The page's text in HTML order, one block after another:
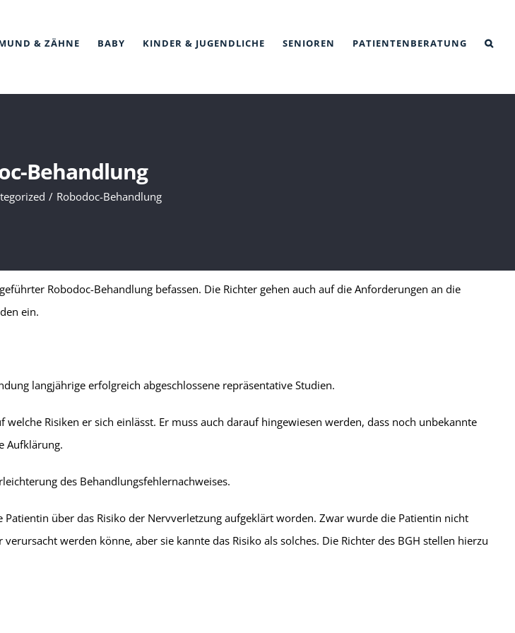
& ZÄHNE BABY KINDER & JUGENDLICHE SENIOREN PATIENTENBERATUNG
Behandlung
Robodoc-Behandlung
Robodoc-Behandlung befassen. Die Richter gehen auch auf die Anforderungen an die
ein.
langjährige erfolgreich abgeschlossene repräsentative Studien.
Risiken er sich einlässt. Er muss auch darauf hingewiesen werden, dass noch unbekannte
Aufklärung.
des Behandlungsfehlernachweises.
über das Risiko der Nervverletzung aufgeklärt worden. Zwar wurde die Patientin nicht
werden könne, aber sie kannte das Risiko als solches. Die Richter des BGH stellen hierzu